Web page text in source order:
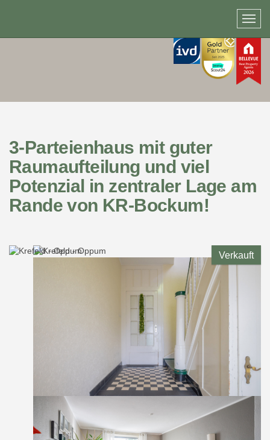
3-Parteienhaus mit guter
Raumaufteilung und viel
Potenzial in zentraler Lage am
Rande von KR-Bockum!
Verkauft